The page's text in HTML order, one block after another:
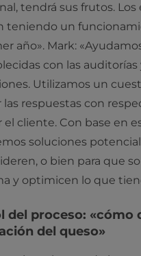
tendrá sus frutos.
teniendo un
año». Mark:
con las auditorías
Utilizamos un
las respuestas con
el cliente. Con base en
soluciones
o bien para que
y optimicen lo que
del proceso: «cómo
del queso»